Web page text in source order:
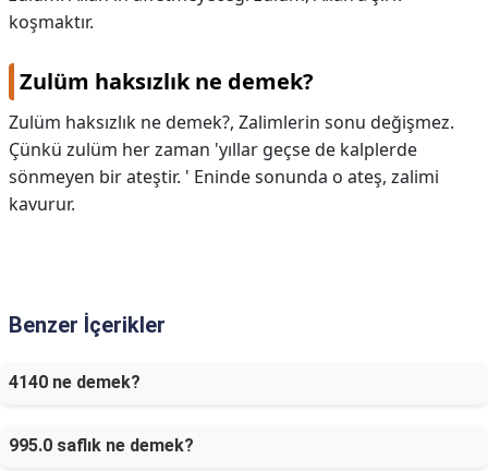
koşmaktır.
Zulüm haksızlık ne demek?
Zulüm haksızlık ne demek?, Zalimlerin sonu değişmez.
Çünkü zulüm her zaman 'yıllar geçse de kalplerde
sönmeyen bir ateştir. ' Eninde sonunda o ateş, zalimi
kavurur.
Benzer İçerikler
4140 ne demek?
995.0 saflık ne demek?